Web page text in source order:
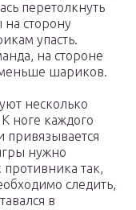
перетолкнуть
сторону
упасть.
на стороне
шариков.
несколько
ноге каждого
привязывается
нужно
противника так,
следить,
в